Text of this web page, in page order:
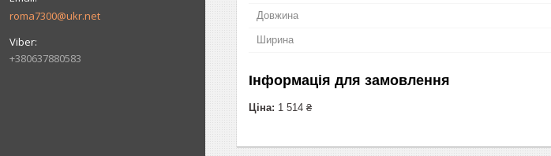
roma7300@ukr.net
+380637880583
Довжина
Ширина
Інформація для замовлення
Ціна: 1 514 ₴